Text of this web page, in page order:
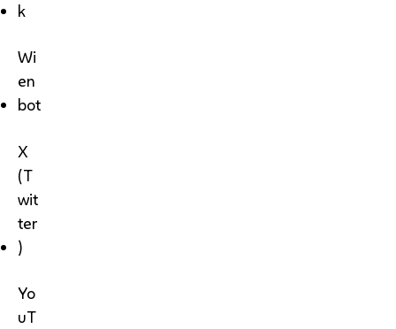
k
Wi
en
bot
X
(T
wit
ter
)
Yo
uT